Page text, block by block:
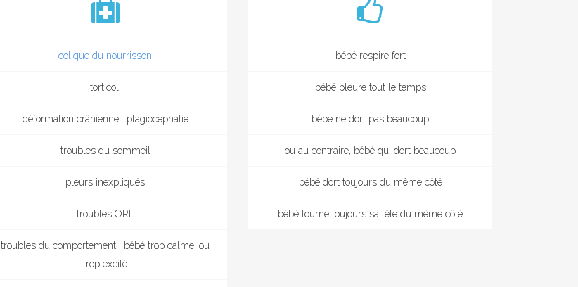
colique du nourrisson
torticoli
déformation crânienne : plagiocéphalie
troubles du sommeil
pleurs inexpliqués
troubles ORL
troubles du comportement : bébé trop calme, ou
trop excité
bébé respire fort
bébé pleure tout le temps
bébé ne dort pas beaucoup
ou au contraire, bébé qui dort beaucoup
bébé dort toujours du même côté
bébé tourne toujours sa tête du même côté